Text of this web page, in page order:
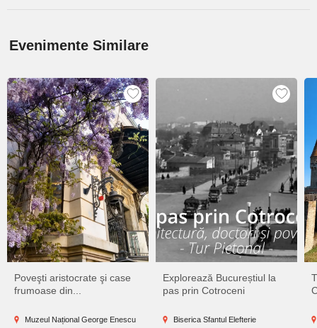
Evenimente Similare
Poveşti aristocrate şi case
frumoase din...
Muzeul Național George Enescu
Explorează Bucureștiul la
pas prin Cotroceni
Biserica Sfantul Elefterie